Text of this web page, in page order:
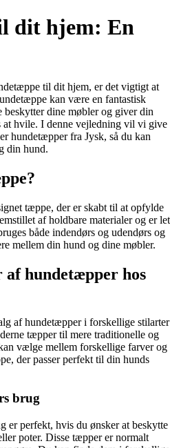
dit hjem: En
til dit hjem, er det vigtigt at
kan være en fantastisk
dine møbler og giver din
at hvile. I denne vejledning vil vi give
hundetæpper fra Jysk, så du kan
din hund.
tæppe, der er skabt til at opfylde
af holdbare materialer og er let
både indendørs og udendørs og
mellem din hund og dine møbler.
hundetæpper hos
af hundetæpper i forskellige stilarter
tæpper til mere traditionelle og
vælge mellem forskellige farver og
der passer perfekt til din hunds
brug
er perfekt, hvis du ønsker at beskytte
poter. Disse tæpper er normalt